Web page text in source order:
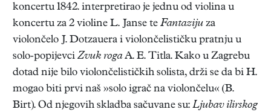
koncertu 1842. interpretirao je jednu od violina u
koncertu za 2 violine L. Janse te Fantaziju za
violončelo J. Dotzauera i violončelističku pratnju u
solo-popijevci Zvuk rogaA. E. Titla. Kako u Zagrebu
dotad nije bilo violončelističkih solista, drži se da bi H.
mogao biti prvi naš »solo igrač na violončelu« (B.
Birt). Od njegovih skladba sačuvane su: Ljubav ilirskog